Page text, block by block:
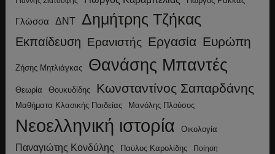
Γλώσσα ΔΝΤ Δημήτρης Τζήκας
Εκπαίδευση Ερανιστής Εργασία Ευρώπη
Ζήσης Μητλιάγκας Θανάσης Μπαντές
Θεωρία Θουκυδίδης Κωνσταντίνος Σαπαρδάνης
Μαθήματα Κλασικής Παιδείας Μανόλης Πλούσος
Νεοελληνική ιστορία Οικολογία
Παναγιώτης Κονδύλης Παύλος Καρολίδης Ποίηση